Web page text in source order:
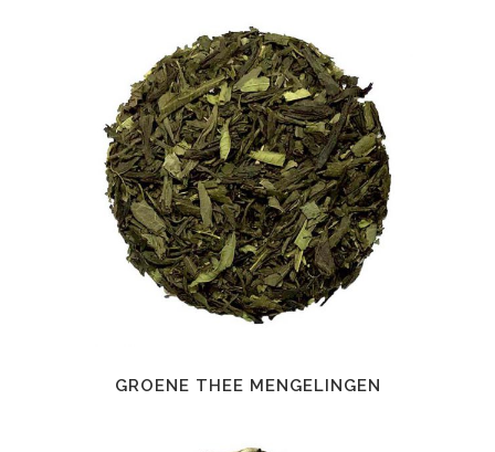
GROENE THEE MENGELINGEN